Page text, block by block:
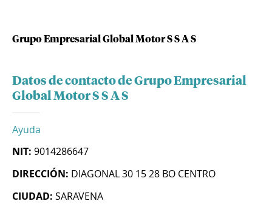
Grupo Empresarial Global Motor S S A S
Datos de contacto de Grupo Empresarial
Global Motor S S A S
Ayuda
NIT: 9014286647
DIRECCIÓN: DIAGONAL 30 15 28 BO CENTRO
CIUDAD: SARAVENA